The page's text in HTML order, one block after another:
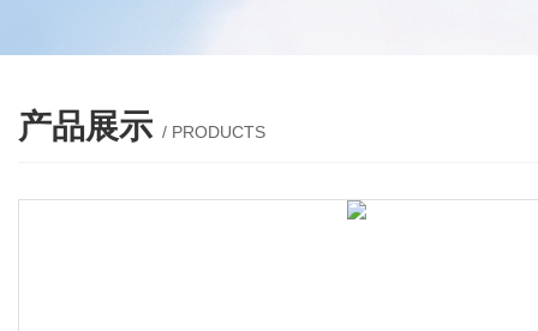
产品展示 / PRODUCTS